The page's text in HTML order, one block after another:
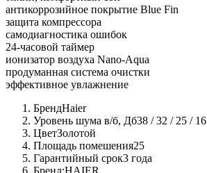
антикоррозийное покрытие Blue Fin
защита компрессора
самодиагностика ошибок
24-часовой таймер
ионизатор воздуха Nano-Aqua
продуманная система очистки
эффективное увлажнение
БрендHaier
Уровень шума в/б, Дб38 / 32 / 25 / 16
ЦветЗолотой
Площадь помешения25
Гарантийный срок3 года